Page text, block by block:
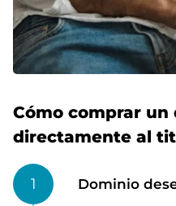
Cómo comprar un
directamente al
1 Dominio